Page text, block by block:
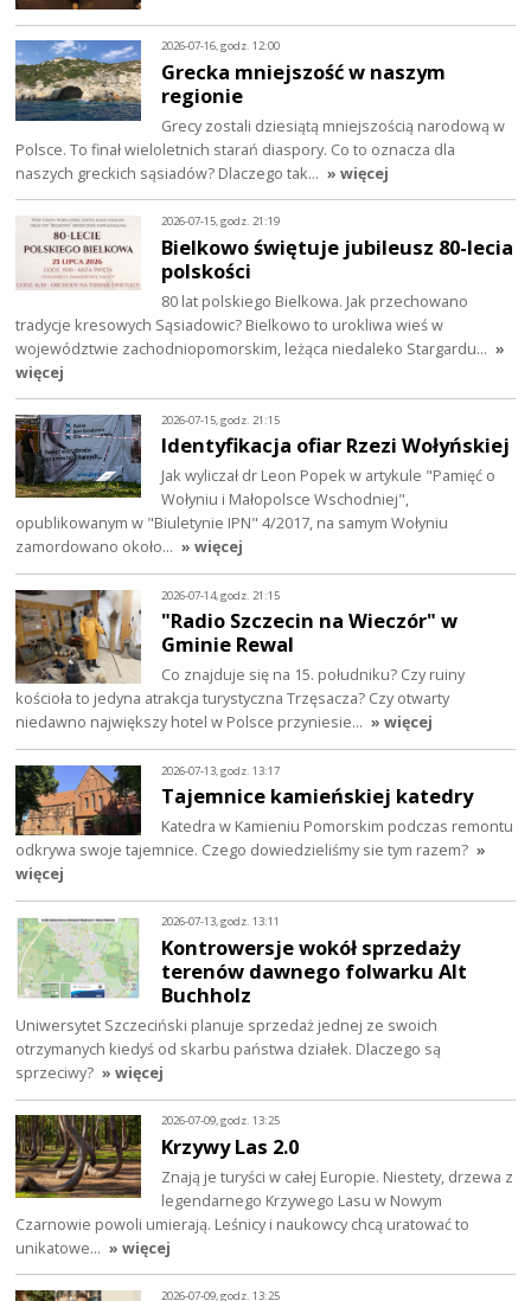
2026-07-16, godz. 12:00
Grecka mniejszość w naszym
regionie
Grecy zostali dziesiątą mniejszością narodową w
Polsce. To finał wieloletnich starań diaspory. Co to oznacza dla
naszych greckich sąsiadów? Dlaczego tak… » więcej
2026-07-15, godz. 21:19
Bielkowo świętuje jubileusz 80-lecia
polskości
80 lat polskiego Bielkowa. Jak przechowano
tradycje kresowych Sąsiadowic? Bielkowo to urokliwa wieś w
województwie zachodniopomorskim, leżąca niedaleko Stargardu… »
więcej
2026-07-15, godz. 21:15
Identyfikacja ofiar Rzezi Wołyńskiej
Jak wyliczał dr Leon Popek w artykule "Pamięć o
Wołyniu i Małopolsce Wschodniej",
opublikowanym w "Biuletynie IPN" 4/2017, na samym Wołyniu
zamordowano około… » więcej
2026-07-14, godz. 21:15
"Radio Szczecin na Wieczór" w
Gminie Rewal
Co znajduje się na 15. południku? Czy ruiny
kościoła to jedyna atrakcja turystyczna Trzęsacza? Czy otwarty
niedawno największy hotel w Polsce przyniesie… » więcej
2026-07-13, godz. 13:17
Tajemnice kamieńskiej katedry
Katedra w Kamieniu Pomorskim podczas remontu
odkrywa swoje tajemnice. Czego dowiedzieliśmy sie tym razem? »
więcej
2026-07-13, godz. 13:11
Kontrowersje wokół sprzedaży
terenów dawnego folwarku Alt
Buchholz
Uniwersytet Szczeciński planuje sprzedaż jednej ze swoich
otrzymanych kiedyś od skarbu państwa działek. Dlaczego są
sprzeciwy? » więcej
2026-07-09, godz. 13:25
Krzywy Las 2.0
Znają je turyści w całej Europie. Niestety, drzewa z
legendarnego Krzywego Lasu w Nowym
Czarnowie powoli umierają. Leśnicy i naukowcy chcą uratować to
unikatowe… » więcej
2026-07-09, godz. 13:25